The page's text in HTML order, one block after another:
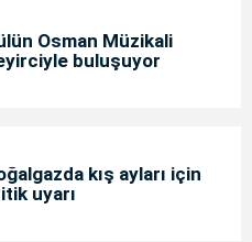
Osman Müzikali
buluşuyor
kış ayları için
uyarı